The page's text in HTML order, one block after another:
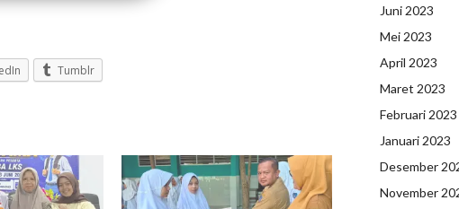
Tumblr
Juni 2023
Mei 2023
April 2023
Maret 2023
Februari 2023
Januari 2023
Desember
November